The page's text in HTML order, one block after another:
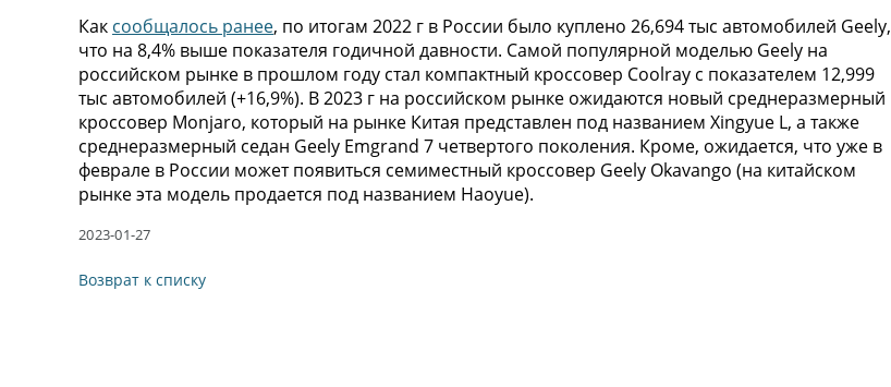
Как сообщалось ранее, по итогам 2022 г в России было куплено 26,694 тыс автомобилей Geely,
что на 8,4% выше показателя годичной давности. Самой популярной моделью Geely на
российском рынке в прошлом году стал компактный кроссовер Coolray с показателем 12,999
тыс автомобилей (+16,9%). В 2023 г на российском рынке ожидаются новый среднеразмерный
кроссовер Monjaro, который на рынке Китая представлен под названием Xingyue L, а также
среднеразмерный седан Geely Emgrand 7 четвертого поколения. Кроме, ожидается, что уже в
феврале в России может появиться семиместный кроссовер Geely Okavango (на китайском
рынке эта модель продается под названием Haoyue).
2023-01-27
Возврат к списку